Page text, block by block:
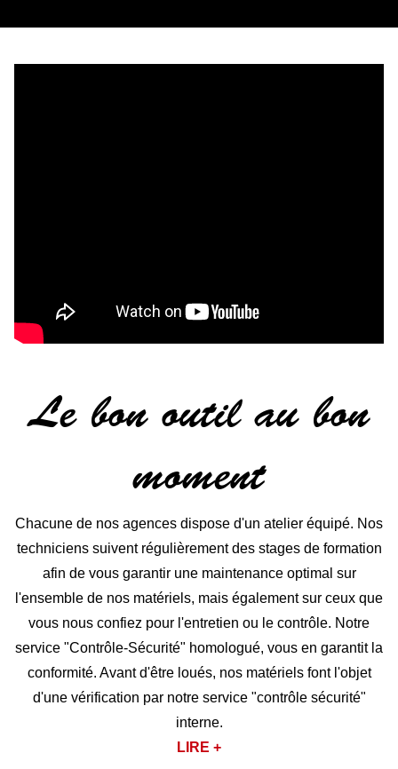
Le bon outil au bon
moment
Chacune de nos agences dispose d'un atelier équipé. Nos
techniciens suivent régulièrement des stages de formation
afin de vous garantir une maintenance optimal sur
l'ensemble de nos matériels, mais également sur ceux que
vous nous confiez pour l'entretien ou le contrôle. Notre
service "Contrôle-Sécurité" homologué, vous en garantit la
conformité. Avant d'être loués, nos matériels font l'objet
d'une vérification par notre service "contrôle sécurité"
interne.
LIRE +